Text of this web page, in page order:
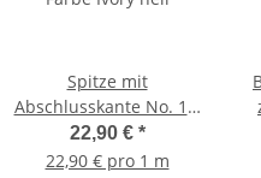
Spitze mit
Abschlusskante No. 18,
Farbe Ivory hell
22,90 € *
22,90 € pro 1 m